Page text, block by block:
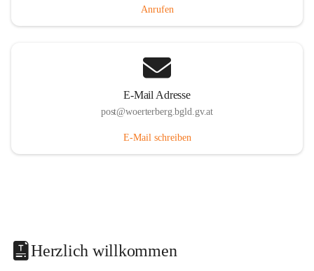
Anrufen
E-Mail Adresse
post@woerterberg.bgld.gv.at
E-Mail schreiben
Herzlich willkommen